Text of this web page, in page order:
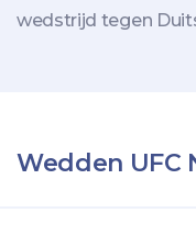
wedstrijd tegen
Wedden UFC